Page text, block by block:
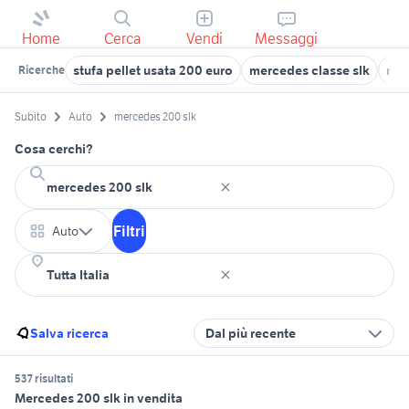
Home Cerca Vendi Messaggi
Ricerche stufa pellet usata 200 euro mercedes classe slk
Subito Auto mercedes 200 slk
Cosa cerchi?
Auto Filtri
Salva ricerca Dal più recente
537 risultati
Mercedes 200 slk in vendita